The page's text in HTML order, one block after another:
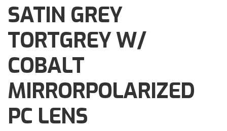
SATIN GREY
TORTGREY W/
COBALT
MIRRORPOLARIZED
PC LENS